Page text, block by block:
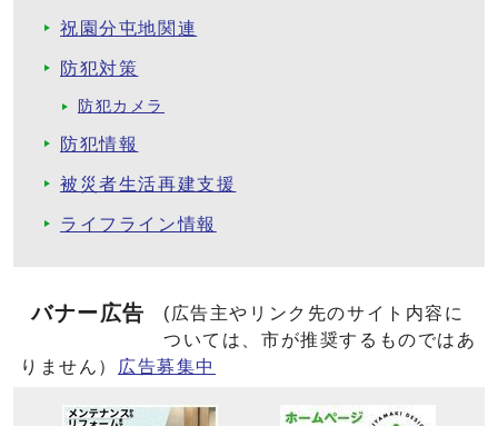
祝園分屯地関連
防犯対策
防犯カメラ
防犯情報
被災者生活再建支援
ライフライン情報
バナー広告
(広告主やリンク先のサイト内容に
ついては、市が推奨するものではあ
りません）
広告募集中